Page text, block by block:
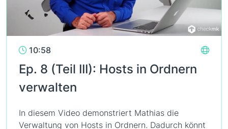
10:58
Ep. 8 (Teil III): Hosts in Ordnern
verwalten
In diesem Video demonstriert Mathias die
Verwaltung von Hosts in Ordnern. Dadurch könnt